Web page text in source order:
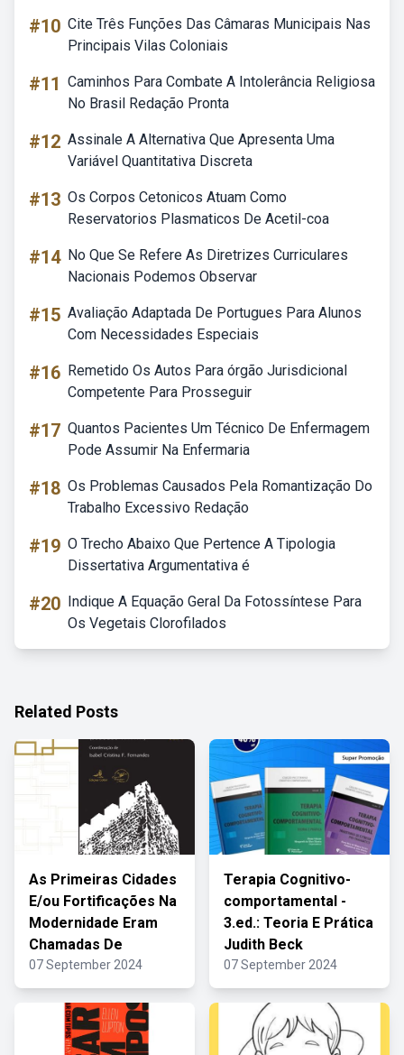
#10 Cite Três Funções Das Câmaras Municipais Nas
Principais Vilas Coloniais
#11 Caminhos Para Combate A Intolerância Religiosa
No Brasil Redação Pronta
#12 Assinale A Alternativa Que Apresenta Uma
Variável Quantitativa Discreta
#13 Os Corpos Cetonicos Atuam Como
Reservatorios Plasmaticos De Acetil-coa
#14 No Que Se Refere As Diretrizes Curriculares
Nacionais Podemos Observar
#15 Avaliação Adaptada De Portugues Para Alunos
Com Necessidades Especiais
#16 Remetido Os Autos Para órgão Jurisdicional
Competente Para Prosseguir
#17 Quantos Pacientes Um Técnico De Enfermagem
Pode Assumir Na Enfermaria
#18 Os Problemas Causados Pela Romantização Do
Trabalho Excessivo Redação
#19 O Trecho Abaixo Que Pertence A Tipologia
Dissertativa Argumentativa é
#20 Indique A Equação Geral Da Fotossíntese Para
Os Vegetais Clorofilados
Related Posts
As Primeiras Cidades
E/ou Fortificações Na
Modernidade Eram
Chamadas De
07 September 2024
Terapia Cognitivo-
comportamental -
3.ed.: Teoria E Prática
Judith Beck
07 September 2024